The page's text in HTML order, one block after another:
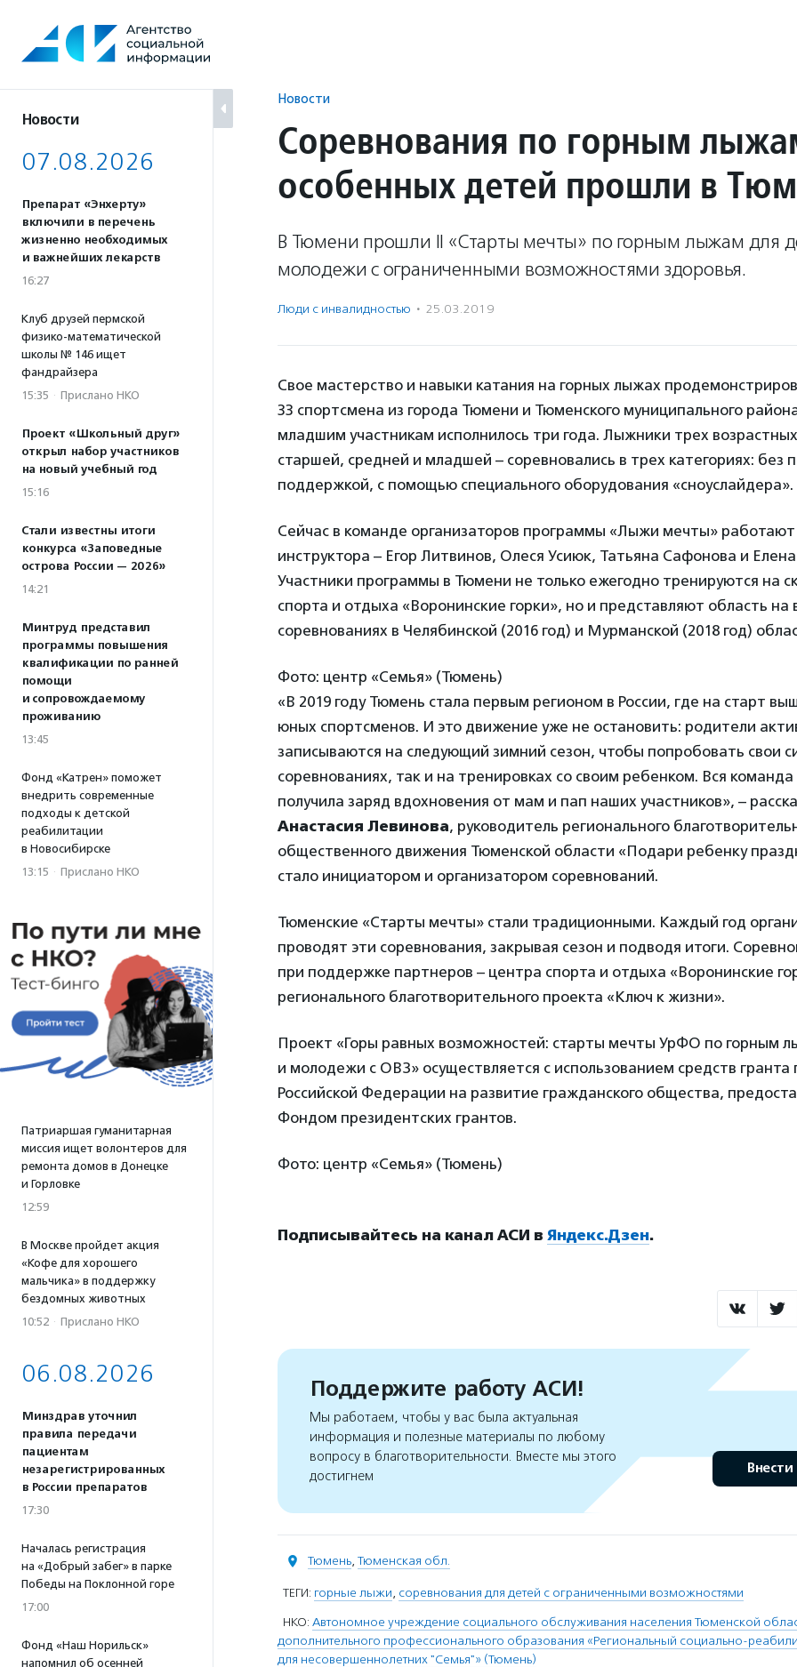
содержанию
Новости
07.08.2026
Препарат «Энхерту»
включили в перечень
жизненно необходимых
и важнейших лекарств
16:27
Клуб друзей пермской
физико-математической
школы № 146 ищет
фандрайзера
15:35 · Прислано НКО
Проект «Школьный друг»
открыл набор участников
на новый учебный год
15:16
Стали известны итоги
конкурса «Заповедные
острова России — 2026»
14:21
Минтруд представил
программы повышения
квалификации по ранней
помощи
и сопровождаемому
проживанию
13:45
Фонд «Катрен» поможет
внедрить современные
подходы к детской
реабилитации
в Новосибирске
13:15 · Прислано НКО
Патриаршая гуманитарная
миссия ищет волонтеров для
ремонта домов в Донецке
и Горловке
12:59
В Москве пройдет акция
«Кофе для хорошего
мальчика» в поддержку
бездомных животных
10:52 · Прислано НКО
06.08.2026
Минздрав уточнил
правила передачи
пациентам
незарегистрированных
в России препаратов
17:30
Началась регистрация
на «Добрый забег» в парке
Победы на Поклонной горе
17:00
Фонд «Наш Норильск»
напомнил об осенней
Новости
Соревнования по горным
особенных детей прошли в
В Тюмени прошли II «Старты мечты» по горным лыжам для
молодежи с ограниченными возможностями здоровья.
Люди с инвалидностью · 25.03.2019
Свое мастерство и навыки катания на горных лыжах
33 спортсмена из города Тюмени и Тюменского муниципального
младшим участникам исполнилось три года. Лыжники трех
старшей, средней и младшей – соревновались в трех категориях: без
поддержкой, с помощью специального оборудования «сноуслайдера».
Сейчас в команде организаторов программы «Лыжи мечты»
инструктора – Егор Литвинов, Олеся Усиюк, Татьяна Сафонова и
Участники программы в Тюмени не только ежегодно тренируются на
спорта и отдыха «Воронинские горки», но и представляют область на
соревнованиях в Челябинской (2016 год) и Мурманской (2018 год)
Фото: центр «Семья» (Тюмень)
«В 2019 году Тюмень стала первым регионом в России, где на старт
юных спортсменов. И это движение уже не остановить: родители
записываются на следующий зимний сезон, чтобы попробовать свои
соревнованиях, так и на тренировках со своим ребенком. Вся команда
получила заряд вдохновения от мам и пап наших участников», –
Анастасия Левинова, руководитель регионального
общественного движения Тюменской области «Подари ребенку
стало инициатором и организатором соревнований.
Тюменские «Старты мечты» стали традиционными. Каждый год
проводят эти соревнования, закрывая сезон и подводя итоги.
при поддержке партнеров – центра спорта и отдыха «Воронинские
регионального благотворительного проекта «Ключ к жизни».
Проект «Горы равных возможностей: старты мечты УрФО по горным
и молодежи с ОВЗ» осуществляется с использованием средств гранта
Российской Федерации на развитие гражданского общества,
Фондом президентских грантов.
Фото: центр «Семья» (Тюмень)
Подписывайтесь на канал АСИ в Яндекс.Дзен.
Поддержите работу АСИ!
Мы работаем, чтобы у вас была актуальная
информация и полезные материалы по любому
вопросу в благотворительности. Вместе мы этого
достигнем
Внести
Тюмень, Тюменская обл.
ТЕГИ: горные лыжи, соревнования для детей с ограниченными возможностями
НКО: Автономное учреждение социального обслуживания населения Тюменской
дополнительного профессионального образования «Региональный социально-
для несовершеннолетних "Семья"» (Тюмень)